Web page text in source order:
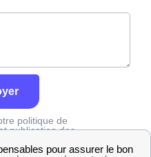
politique de
publication des